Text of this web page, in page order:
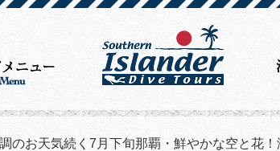
のお天気続く7月下旬那覇・鮮やかな空と花